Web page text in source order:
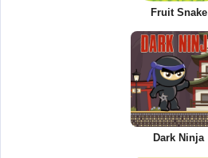
Fruit Snake
Dark Ninja